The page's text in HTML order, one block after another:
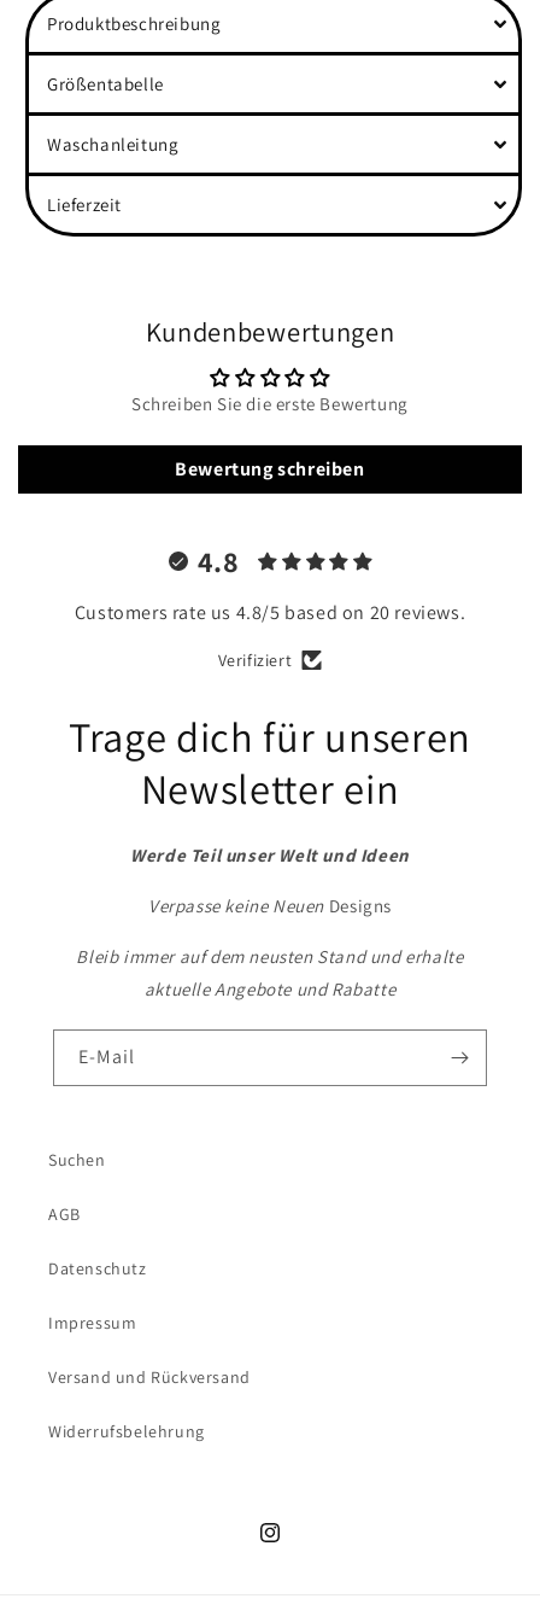
Produktbeschreibung
Größentabelle
Waschanleitung
Lieferzeit
Kundenbewertungen
Schreiben Sie die erste Bewertung
Bewertung schreiben
4.8
Customers rate us 4.8/5 based on 20 reviews.
Verifiziert
Trage dich für unseren
Newsletter ein
Werde Teil unser Welt und Ideen
Verpasse keine Neuen Designs
Bleib immer auf dem neusten Stand und erhalte
aktuelle Angebote und Rabatte
E-Mail
Suchen
AGB
Datenschutz
Impressum
Versand und Rückversand
Widerrufsbelehrung
Instagram